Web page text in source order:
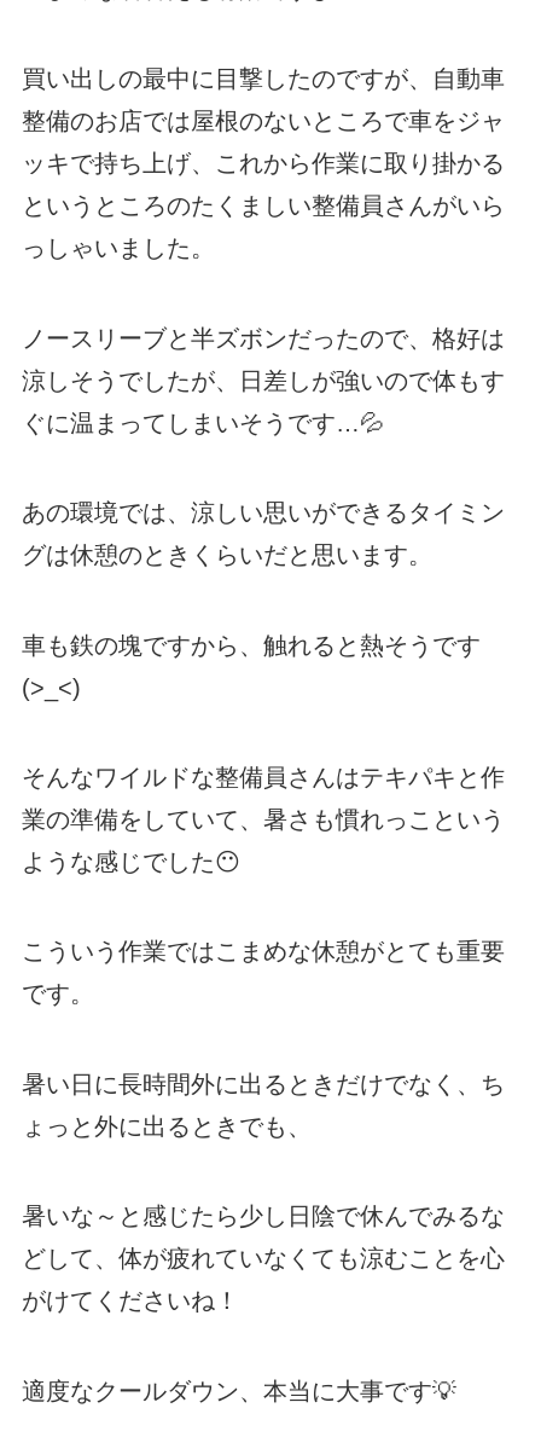
買い出しの最中に目撃したのですが、自動車
整備のお店では屋根のないところで車をジャ
ッキで持ち上げ、これから作業に取り掛かる
というところのたくましい整備員さんがいら
っしゃいました。
ノースリーブと半ズボンだったので、格好は
涼しそうでしたが、日差しが強いので体もす
ぐに温まってしまいそうです…💦
あの環境では、涼しい思いができるタイミン
グは休憩のときくらいだと思います。
車も鉄の塊ですから、触れると熱そうです
(>_<)
そんなワイルドな整備員さんはテキパキと作
業の準備をしていて、暑さも慣れっこという
ような感じでした😶
こういう作業ではこまめな休憩がとても重要
です。
暑い日に長時間外に出るときだけでなく、ち
ょっと外に出るときでも、
暑いな～と感じたら少し日陰で休んでみるな
どして、体が疲れていなくても涼むことを心
がけてくださいね！
適度なクールダウン、本当に大事です💡